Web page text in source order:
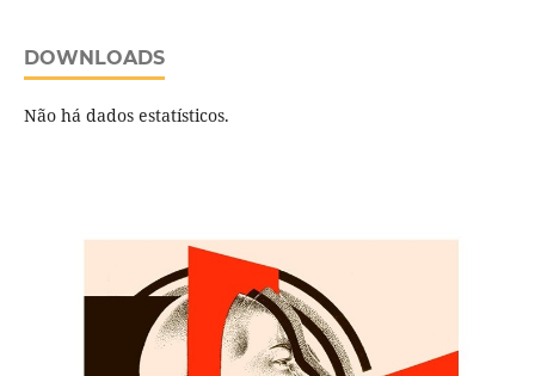
DOWNLOADS
Não há dados estatísticos.